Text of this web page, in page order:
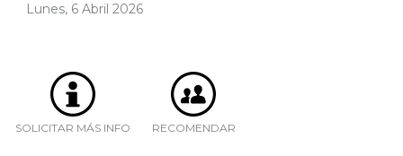
Lunes, 6 Abril 2026
SOLICITAR MÁS INFO RECOMENDAR